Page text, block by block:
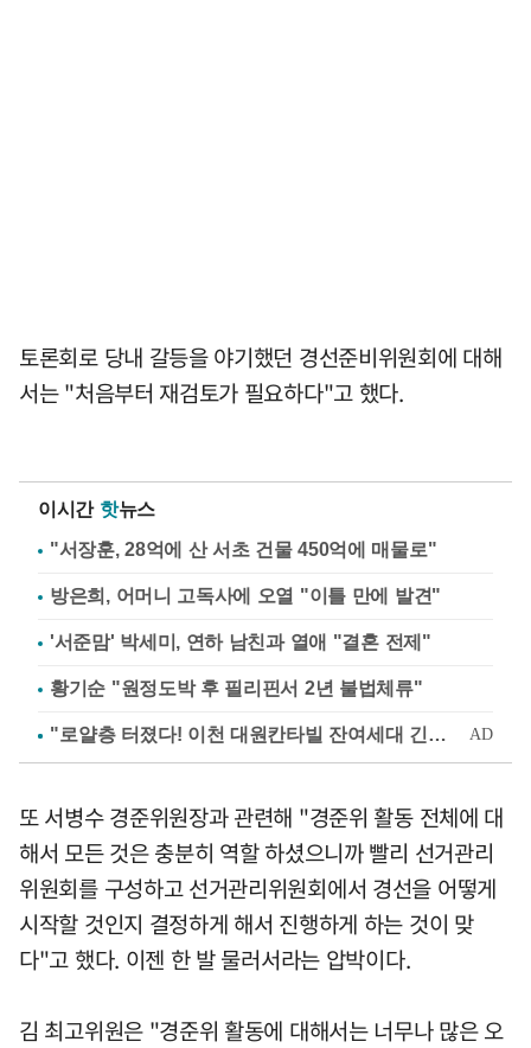
토론회로 당내 갈등을 야기했던 경선준비위원회에 대해
서는 "처음부터 재검토가 필요하다"고 했다.
이시간 핫뉴스
"서장훈, 28억에 산 서초 건물 450억에 매물로"
방은희, 어머니 고독사에 오열 "이틀 만에 발견"
'서준맘' 박세미, 연하 남친과 열애 "결혼 전제"
황기순 "원정도박 후 필리핀서 2년 불법체류"
또 서병수 경준위원장과 관련해 "경준위 활동 전체에 대
해서 모든 것은 충분히 역할 하셨으니까 빨리 선거관리
위원회를 구성하고 선거관리위원회에서 경선을 어떻게
시작할 것인지 결정하게 해서 진행하게 하는 것이 맞
다"고 했다. 이젠 한 발 물러서라는 압박이다.
김 최고위원은 "경준위 활동에 대해서는 너무나 많은 오